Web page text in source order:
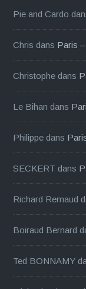
Pie and Cardo
Chris dans Paris
Christophe dans
Le Bihan dans
Philippe dans
SECKERT dans
Richard Remaud
Boiraud Bernard
Ted BONNAMY